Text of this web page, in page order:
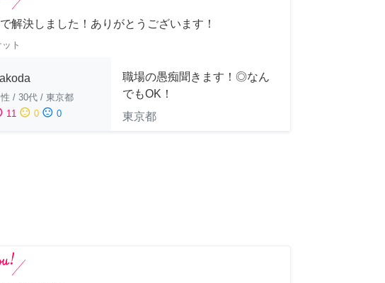
解決しました！ありがとうございます！
ト
/ 30代 / 東京都
11 sentiment_neutral 0 sentiment_dissatisfied 0
職場の愚痴聞きます！◎なん
でもOK！
東京都